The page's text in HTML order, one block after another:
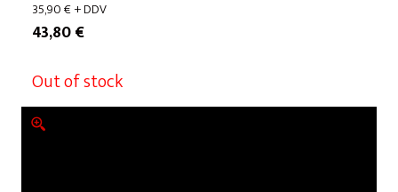
35,90€+ DDV
43,80€
Out of stock